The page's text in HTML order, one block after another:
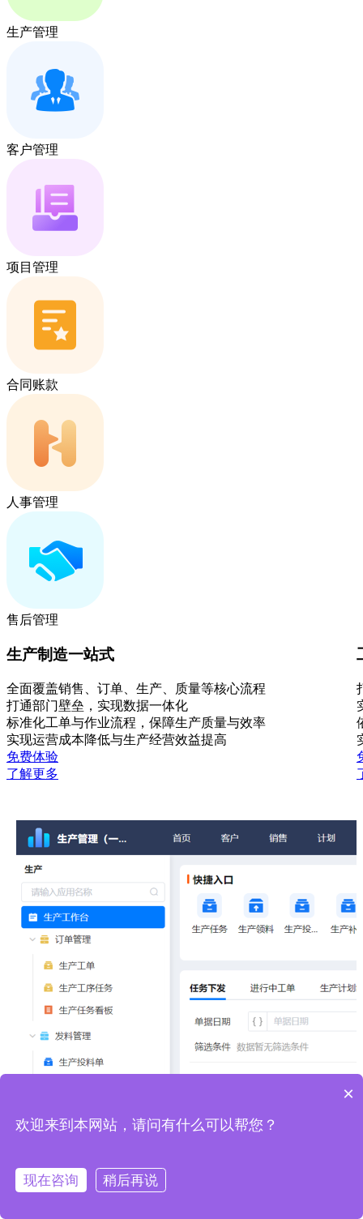
生产管理
客户管理
项目管理
合同账款
人事管理
售后管理
生产制造一站式
全面覆盖销售、订单、生产、质量等核心流程
打通部门壁垒，实现数据一体化
标准化工单与作业流程，保障生产质量与效率
实现运营成本降低与生产经营效益提高
免费体验
了解更多
×
欢迎来到本网站，请问有什么可以帮您？
现在咨询 稍后再说